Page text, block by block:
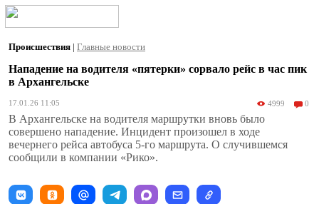
Происшествия | Главные новости
Нападение на водителя «пятерки» сорвало рейс в час пик
в Архангельске
17.01.26 11:05 4999 0
В Архангельске на водителя маршрутки вновь было
совершено нападение. Инцидент произошел в ходе
вечернего рейса автобуса 5-го маршрута. О случившемся
сообщили в компании «Рико».